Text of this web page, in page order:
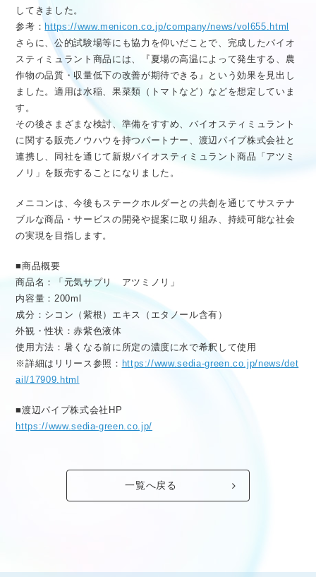
してきました。
参考：https://www.menicon.co.jp/company/news/vol655.html
さらに、公的試験場等にも協力を仰いだことで、完成したバイオ
スティミュラント商品には、『夏場の高温によって発生する、農
作物の品質・収量低下の改善が期待できる』という効果を見出し
ました。適用は水稲、果菜類（トマトなど）などを想定していま
す。
その後さまざまな検討、準備をすすめ、バイオスティミュラント
に関する販売ノウハウを持つパートナー、渡辺パイプ株式会社と
連携し、同社を通じて新規バイオスティミュラント商品「アツミ
ノリ」を販売することになりました。
メニコンは、今後もステークホルダーとの共創を通じてサステナ
ブルな商品・サービスの開発や提案に取り組み、持続可能な社会
の実現を目指します。
■商品概要
商品名：「元気サプリ アツミノリ」
内容量：200ml
成分：シコン（紫根）エキス（エタノール含有）
外観・性状：赤紫色液体
使用方法：暑くなる前に所定の濃度に水で希釈して使用
※詳細はリリース参照： https://www.sedia-green.co.jp/news/det
ail/17909.html
■渡辺パイプ株式会社HP
https://www.sedia-green.co.jp/
一覧へ戻る